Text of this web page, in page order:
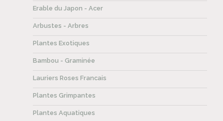
Erable du Japon - Acer
Arbustes - Arbres
Plantes Exotiques
Bambou - Graminée
Lauriers Roses Francais
Plantes Grimpantes
Plantes Aquatiques